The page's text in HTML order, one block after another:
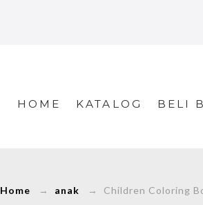
HOME KATALOG BELI
Home → anak → Children Coloring